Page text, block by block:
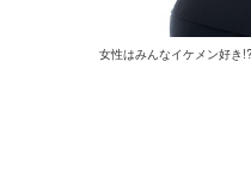
女性はみんなイケメン好き!?